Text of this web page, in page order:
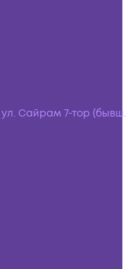
ул. Сайрам 7-тор (бывш.